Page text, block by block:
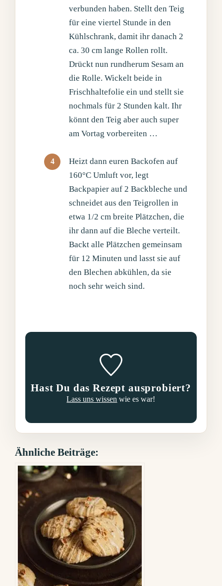
verbunden haben. Stellt den Teig
für eine viertel Stunde in den
Kühlschrank, damit ihr danach 2
ca. 30 cm lange Rollen rollt.
Drückt nun rundherum Sesam an
die Rolle. Wickelt beide in
Frischhaltefolie ein und stellt sie
nochmals für 2 Stunden kalt. Ihr
könnt den Teig aber auch super
am Vortag vorbereiten …
Heizt dann euren Backofen auf
160°C Umluft vor, legt
Backpapier auf 2 Backbleche und
schneidet aus den Teigrollen in
etwa 1/2 cm breite Plätzchen, die
ihr dann auf die Bleche verteilt.
Backt alle Plätzchen gemeinsam
für 12 Minuten und lasst sie auf
den Blechen abkühlen, da sie
noch sehr weich sind.
Hast Du das Rezept ausprobiert?
Lass uns wissen wie es war!
Ähnliche Beiträge: